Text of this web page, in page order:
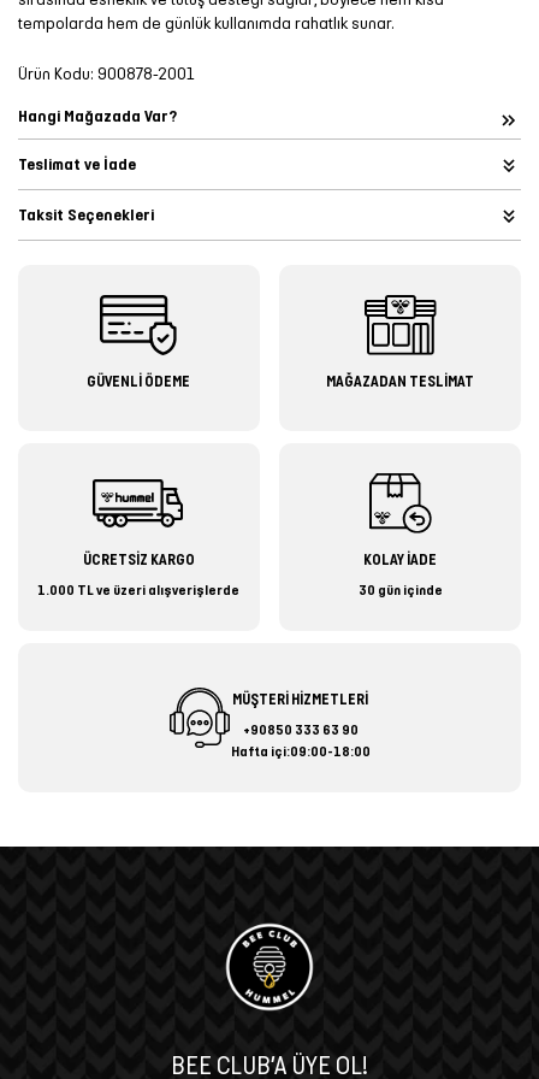
tempolarda hem de günlük kullanımda rahatlık sunar.
Ürün Kodu: 900878-2001
Hangi Mağazada Var?
Teslimat ve İade
Taksit Seçenekleri
GÜVENLİ ÖDEME MAĞAZADAN TESLİMAT
ÜCRETSİZ KARGO
1.000 TL ve üzeri alışverişlerde
KOLAY İADE
30 gün içinde
MÜŞTERİ HİZMETLERİ
+90850 333 63 90
Hafta içi:09:00-18:00
BEE CLUB’A ÜYE OL!